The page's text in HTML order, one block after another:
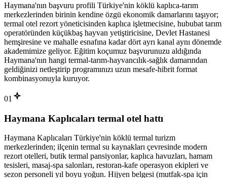
Haymana'nın başvuru profili Türkiye'nin köklü kaplıca-tarım
merkezlerinden birinin kendine özgü ekonomik damarlarını taşıyor;
termal otel rezort yöneticisinden kaplıca işletmecisine, hububat tarım
operatöründen küçükbaş hayvan yetiştiricisine, Devlet Hastanesi
hemşiresine ve mahalle esnafına kadar dört ayrı kanal aynı dönemde
akademimize geliyor. Eğitim koçumuz başvurunuzu aldığında
Haymana'nın hangi termal-tarım-hayvancılık-sağlık damarından
geldiğinizi netleştirip programınızı uzun mesafe-hibrit format
kombinasyonuyla kuruyor.
01
Haymana Kaplıcaları termal otel hattı
Haymana Kaplıcaları Türkiye'nin köklü termal turizm
merkezlerinden; ilçenin termal su kaynakları çevresinde modern
rezort otelleri, butik termal pansiyonlar, kaplıca havuzları, hamam
tesisleri, masaj-spa salonları, restoran-kafe operasyon ekipleri ve
sezon personeli yıl boyu yoğun. Hijyen belgesi (mutfak-spa için